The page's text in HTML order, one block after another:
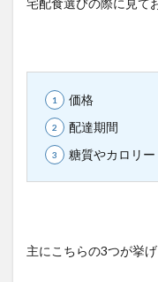
宅配食選びの際に見て
価格
配達期間
糖質やカロリー
主にこちらの3つが挙げ